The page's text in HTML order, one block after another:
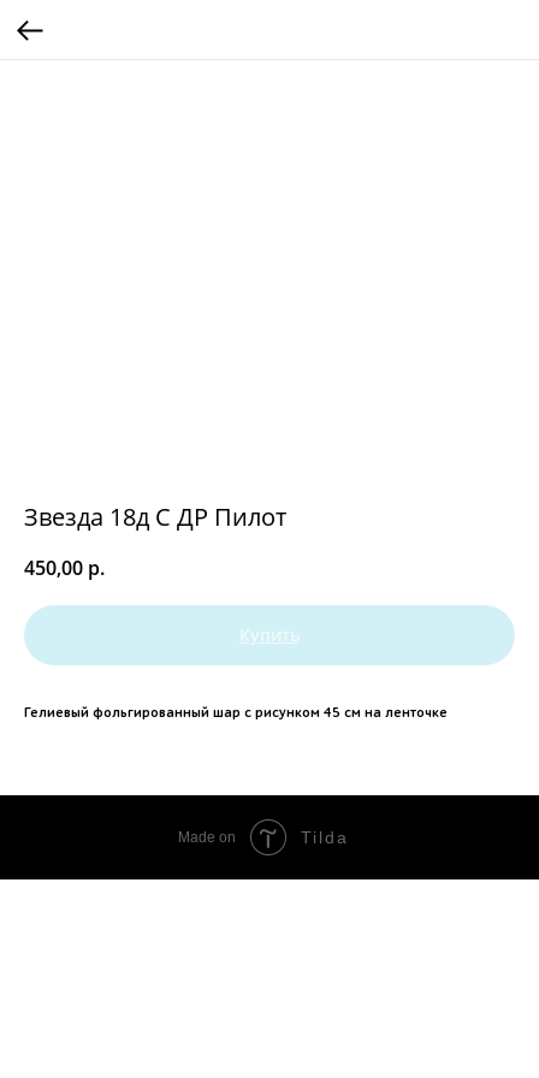
Звезда 18д С ДР Пилот
450,00 р.
Купить
Гелиевый фольгированный шар с рисунком 45 см на ленточке
Made on Tilda